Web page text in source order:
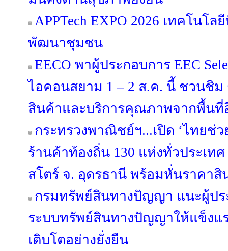
APPTech EXPO 2026 เทคโนโล
พัฒนาชุมชน
EECO พาผู้ประกอบการ EEC
ไอคอนสยาม 1 – 2 ส.ค. นี้ ชวนชิ
สินค้าและบริการคุณภาพจากพื้นที่
กระทรวงพาณิชย์ฯ...เปิด ‘ไทยช่ว
ร้านค้าท้องถิ่น 130 แห่งทั่วประเทศ
สโตร์ จ. อุดรธานี พร้อมหั่นราคาสิ
กรมทรัพย์สินทางปัญญา แนะผู้ปร
ระบบทรัพย์สินทางปัญญาให้แข็งแ
เติบโตอย่างยั่งยืน